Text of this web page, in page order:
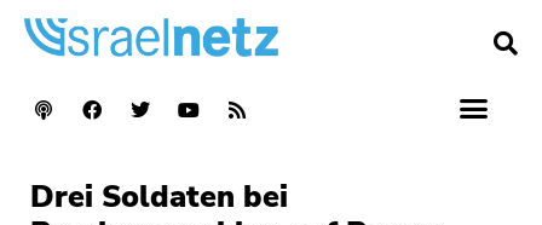
Drei Soldaten bei